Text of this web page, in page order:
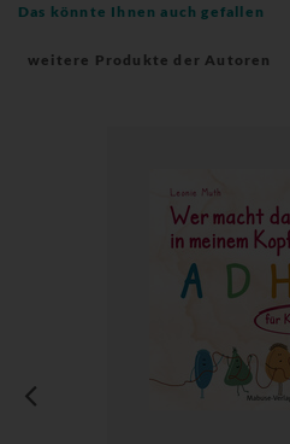
Das könnte Ihnen auch gefallen
weitere Produkte der Autoren